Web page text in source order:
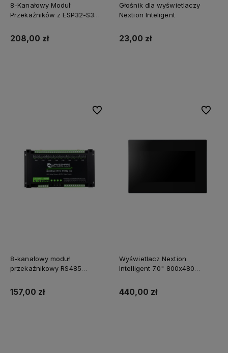
8-Kanałowy Moduł
Przekaźników z ESP32-S3
208,00 zł
Głośnik dla wyświetlaczy
Nextion Inteligent
23,00 zł
8-kanałowy moduł
przekaźnikowy RS485
cyfrowym
157,00 zł
Do ulubionych
Wyświetlacz Nextion
Intelligent 7.0" 800x480
pojemnościowy panel
dotykowy oraz obudowa
440,00 zł
Do